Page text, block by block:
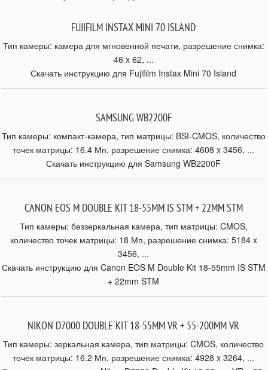
FUJIFILM INSTAX MINI 70 ISLAND
Тип камеры: камера для мгновенной печати, разрешение снимка:
46 x 62, ...
Скачать инструкцию для Fujifilm Instax Mini 70 Island
SAMSUNG WB2200F
Тип камеры: компакт-камера, тип матрицы: BSI-CMOS, количество
точек матрицы: 16.4 Мп, разрешение снимка: 4608 x 3456, ...
Скачать инструкцию для Samsung WB2200F
CANON EOS M DOUBLE KIT 18-55MM IS STM + 22MM STM
Тип камеры: беззеркальная камера, тип матрицы: CMOS,
количество точек матрицы: 18 Мп, разрешение снимка: 5184 x
3456, ...
Скачать инструкцию для Canon EOS M Double Kit 18-55mm IS STM
+ 22mm STM
NIKON D7000 DOUBLE KIT 18-55MM VR + 55-200MM VR
Тип камеры: зеркальная камера, тип матрицы: CMOS, количество
точек матрицы: 16.2 Мп, разрешение снимка: 4928 x 3264, ...